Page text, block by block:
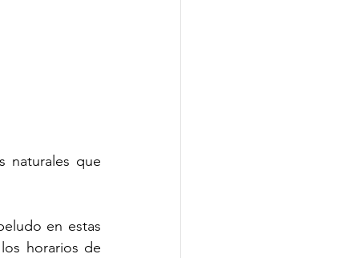
naturales que
en estas
horarios de